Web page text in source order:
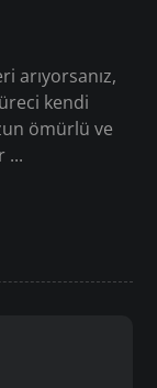
arıyorsanız,
kendi
ömürlü ve
...